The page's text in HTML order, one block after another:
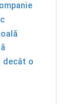
decât o